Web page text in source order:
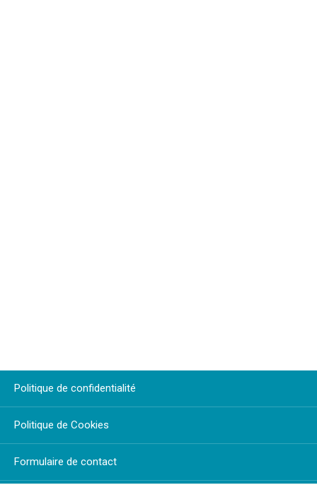
Politique de confidentialité
Politique de Cookies
Formulaire de contact